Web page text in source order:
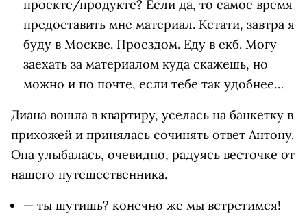
проекте/продукте? Если да, то самое время
предоставить мне материал. Кстати, завтра я
буду в Москве. Проездом. Еду в екб. Могу
заехать за материалом куда скажешь, но
можно и по почте, если тебе так удобнее…
Диана вошла в квартиру, уселась на банкетку в
прихожей и принялась сочинять ответ Антону.
Она улыбалась, очевидно, радуясь весточке от
нашего путешественника.
— ты шутишь? конечно же мы встретимся!